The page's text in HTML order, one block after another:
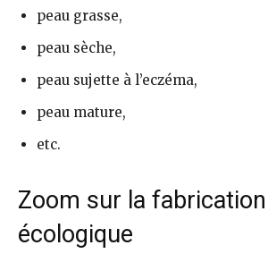
peau grasse,
peau sèche,
peau sujette à l’eczéma,
peau mature,
etc.
Zoom sur la
écologique